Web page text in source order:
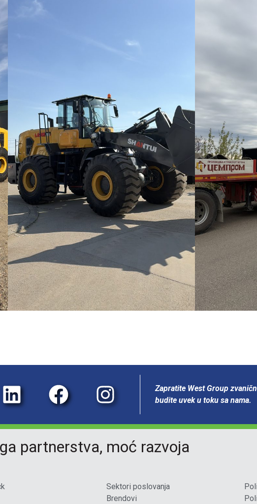
Zapratite West Group
budite uvek u toku sa nama.
partnerstva, moć razvoja
Sektori poslovanja
Brendovi